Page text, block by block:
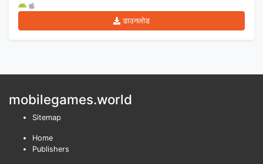
डाउनलोड
mobilegames.world
Sitemap
Home
Publishers